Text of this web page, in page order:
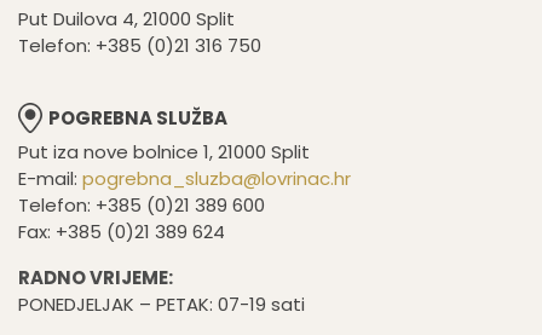
Put Duilova 4, 21000 Split
Telefon: +385 (0)21 316 750
POGREBNA SLUŽBA
Put iza nove bolnice 1, 21000 Split
E-mail: pogrebna_sluzba@lovrinac.hr
Telefon: +385 (0)21 389 600
Fax: +385 (0)21 389 624
RADNO VRIJEME:
PONEDJELJAK – PETAK: 07-19 sati